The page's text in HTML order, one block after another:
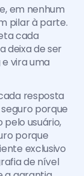
em nenhum
pilar à parte.
cada
deixa de ser
vira uma
resposta
porque
usuário,
porque
exclusivo
de nível